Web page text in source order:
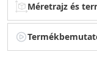
Méretrajz és